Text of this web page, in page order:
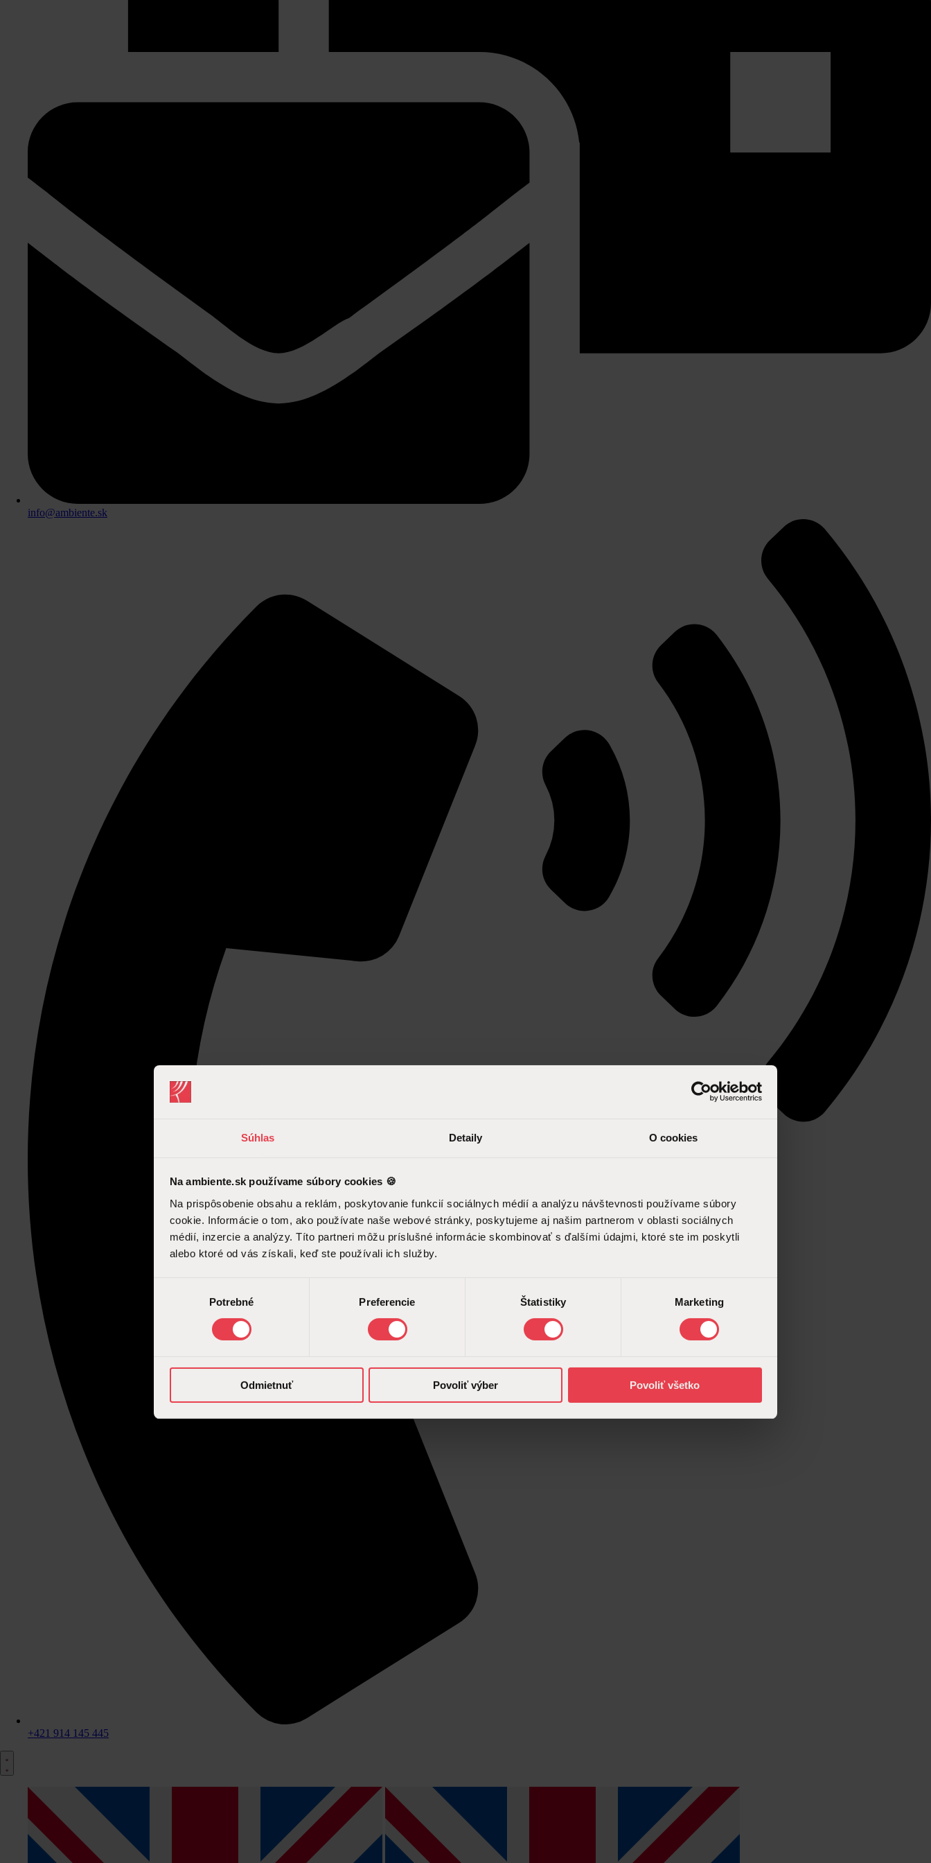
Súhlas Detaily O cookies
Na ambiente.sk používame súbory cookies 🍪
Na prispôsobenie obsahu a reklám, poskytovanie funkcií sociálnych médií a analýzu návštevnosti používame súbory
cookie. Informácie o tom, ako používate naše webové stránky, poskytujeme aj našim partnerom v oblasti sociálnych
médií, inzercie a analýzy. Títo partneri môžu príslušné informácie skombinovať s ďalšími údajmi, ktoré ste im poskytli
alebo ktoré od vás získali, keď ste používali ich služby.
Potrebné Preferencie Štatistiky Marketing
Odmietnuť Povoliť výber Povoliť všetko
info@ambiente.sk
+421 914 145 445